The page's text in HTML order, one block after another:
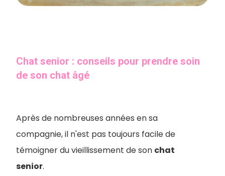
Chat senior : conseils pour prendre soin
de son chat âgé
Après de nombreuses années en sa
compagnie, il n'est pas toujours facile de
témoigner du vieillissement de son chat
senior.